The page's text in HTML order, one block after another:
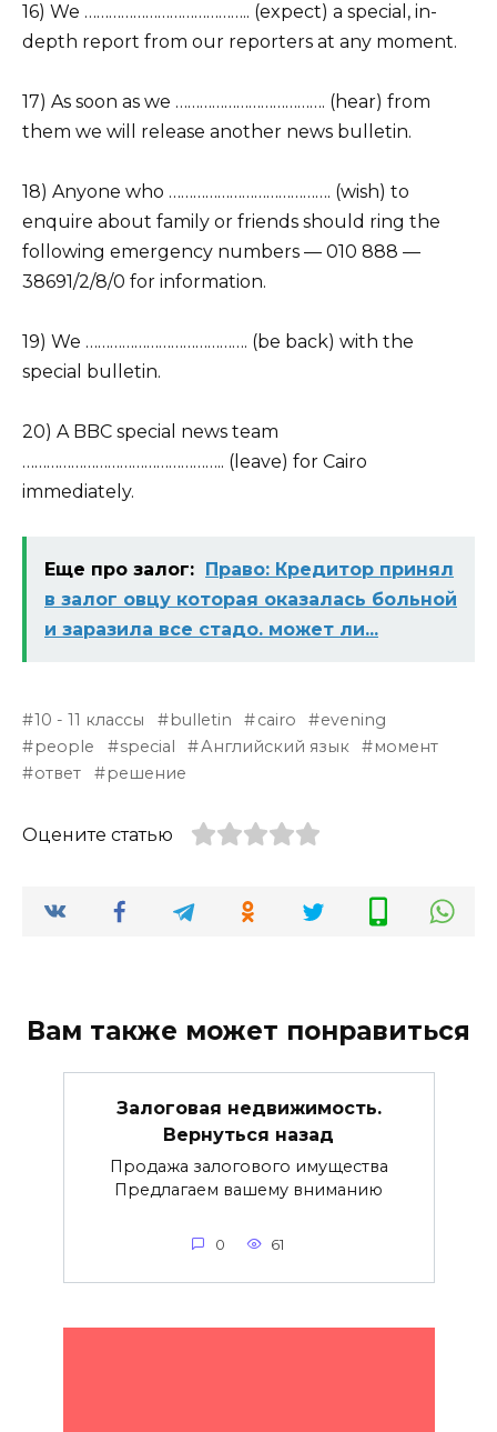
16) We ………………………………….. (expect) a special, in-
depth report from our reporters at any moment.
17) As soon as we ………………………………. (hear) from
them we will release another news bulletin.
18) Anyone who …………………………………. (wish) to
enquire about family or friends should ring the
following emergency numbers — 010 888 —
38691/2/8/0 for information.
19) We …………………………………. (be back) with the
special bulletin.
20) A BBC special news team
………………………………………….. (leave) for Cairo
immediately.
Еще про залог:
Право: Кредитор принял
в залог овцу которая оказалась больной
и заразила все стадо. может ли...
10 - 11 классы bulletin cairo
evening
people
special Английский язык
момент
ответ
решение
Оцените статью
Вам также может понравиться
Залоговая недвижимость.
Вернуться назад
Продажа залогового имущества
Предлагаем вашему вниманию
0 61